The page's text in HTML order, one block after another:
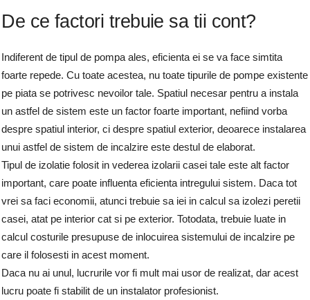
De ce factori trebuie sa tii cont?
Indiferent de tipul de pompa ales, eficienta ei se va face simtita
foarte repede. Cu toate acestea, nu toate tipurile de pompe existente
pe piata se potrivesc nevoilor tale. Spatiul necesar pentru a instala
un astfel de sistem este un factor foarte important, nefiind vorba
despre spatiul interior, ci despre spatiul exterior, deoarece instalarea
unui astfel de sistem de incalzire este destul de elaborat.
Tipul de izolatie folosit in vederea izolarii casei tale este alt factor
important, care poate influenta eficienta intregului sistem. Daca tot
vrei sa faci economii, atunci trebuie sa iei in calcul sa izolezi peretii
casei, atat pe interior cat si pe exterior. Totodata, trebuie luate in
calcul costurile presupuse de inlocuirea sistemului de incalzire pe
care il folosesti in acest moment.
Daca nu ai unul, lucrurile vor fi mult mai usor de realizat, dar acest
lucru poate fi stabilit de un instalator profesionist.